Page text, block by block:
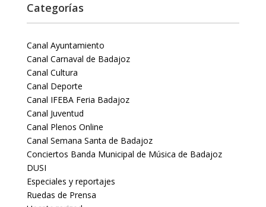
Categorías
Canal Ayuntamiento
Canal Carnaval de Badajoz
Canal Cultura
Canal Deporte
Canal IFEBA Feria Badajoz
Canal Juventud
Canal Plenos Online
Canal Semana Santa de Badajoz
Conciertos Banda Municipal de Música de Badajoz
DUSI
Especiales y reportajes
Ruedas de Prensa